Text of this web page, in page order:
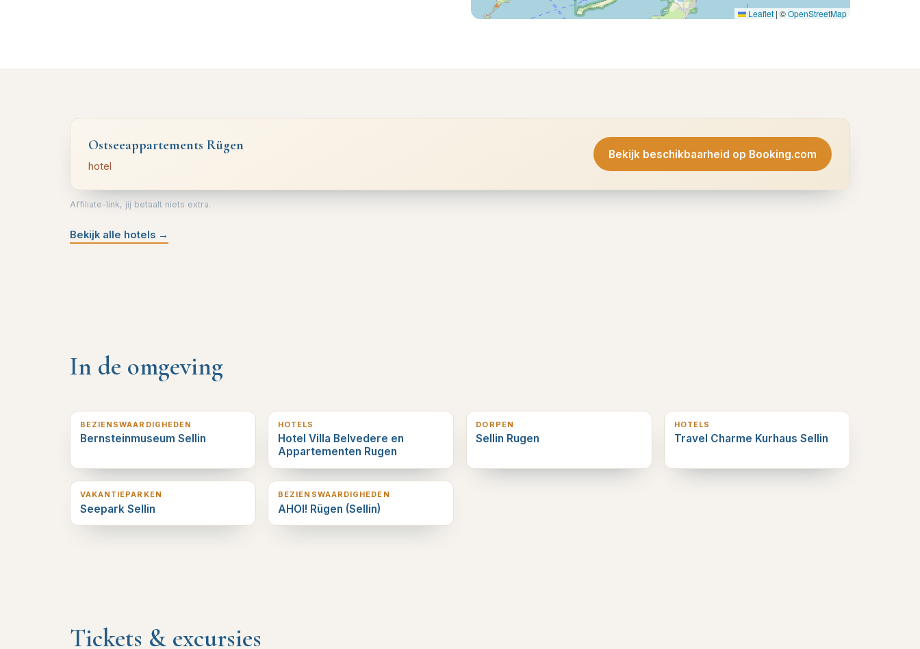
Leaflet | ©OpenStreetMap
Ostseeappartements Rügen
hotel
Bekijk beschikbaarheid op Booking.com
Affiliate-link, jij betaalt niets extra.
Bekijk alle hotels →
In de omgeving
BEZIENSWAARDIGHEDEN
Bernsteinmuseum Sellin
HOTELS
Hotel Villa Belvedere en
Appartementen Rugen
DORPEN
Sellin Rugen
HOTELS
Travel Charme Kurhaus Sellin
0 km verderop
VAKANTIEPARKEN
Seepark Sellin
0 km verderop
BEZIENSWAARDIGHEDEN
AHOI! Rügen (Sellin)
Tickets & excursies